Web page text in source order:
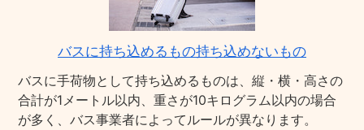
バスに持ち込めるもの持ち込めないもの
バスに手荷物として持ち込めるものは、縦・横・高さの
合計が1メートル以内、重さが10キログラム以内の場合
が多く、バス事業者によってルールが異なります。